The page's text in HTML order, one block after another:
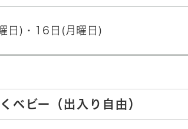
日)・16日(月曜日)
ベビー（出入り自由）